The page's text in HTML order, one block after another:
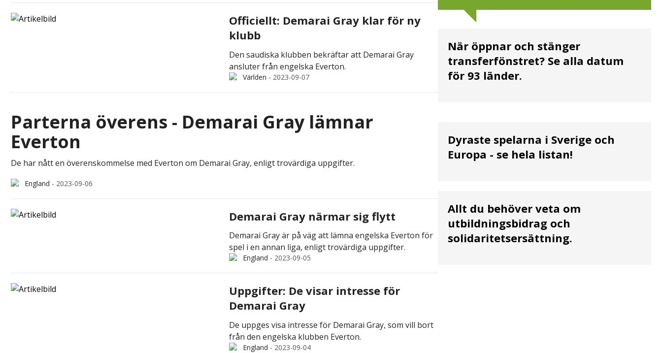
Officiellt: Demarai Gray klar för ny
klubb
Den saudiska klubben bekräftar att Demarai Gray
ansluter från engelska Everton.
Världen - 2023-09-07
Parterna överens - Demarai Gray lämnar
Everton
De har nått en överenskommelse med Everton om Demarai Gray, enligt trovärdiga uppgifter.
England - 2023-09-06
Demarai Gray närmar sig flytt
Demarai Gray är på väg att lämna engelska Everton för
spel i en annan liga, enligt trovärdiga uppgifter.
England - 2023-09-05
Uppgifter: De visar intresse för
Demarai Gray
De uppges visa intresse för Demarai Gray, som vill bort
från den engelska klubben Everton.
England - 2023-09-04
När öppnar och stänger
transferfönstret? Se alla datum
för 93 länder.
Dyraste spelarna i Sverige och
Europa - se hela listan!
Allt du behöver veta om
utbildningsbidrag och
solidaritetsersättning.